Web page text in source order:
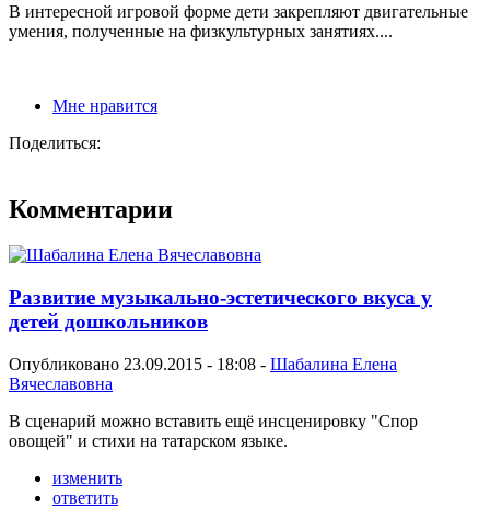
В интересной игровой форме дети закрепляют двигательные
умения, полученные на физкультурных занятиях....
Мне нравится
Поделиться:
Комментарии
Развитие музыкально-эстетического вкуса у
детей дошкольников
Опубликовано 23.09.2015 - 18:08 - Шабалина Елена
Вячеславовна
В сценарий можно вставить ещё инсценировку "Спор
овощей" и стихи на татарском языке.
изменить
ответить